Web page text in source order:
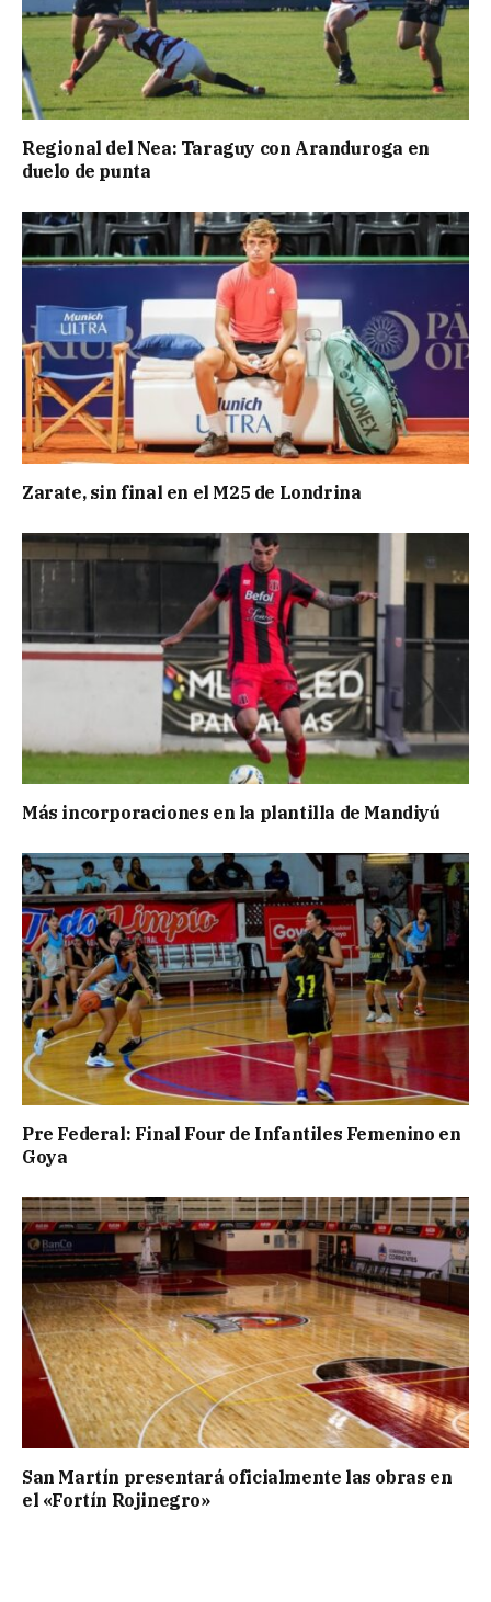
Regional del Nea: Taraguy con Aranduroga en
duelo de punta
Zarate, sin final en el M25 de Londrina
Más incorporaciones en la plantilla de Mandiyú
Pre Federal: Final Four de Infantiles Femenino en
Goya
San Martín presentará oficialmente las obras en
el «Fortín Rojinegro»